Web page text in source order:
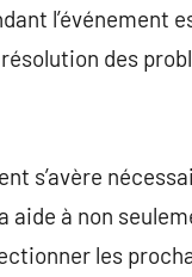
l’événement
des
s’avère
aide à non
les